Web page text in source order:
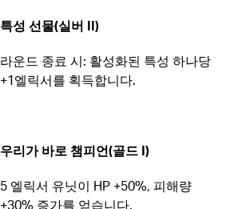
특성 선물(실버 II)
라운드 종료 시: 활성화된 특성 하나당
+1엘릭서를 획득합니다.
우리가 바로 챔피언(골드 I)
5 엘릭서 유닛이 HP +50%, 피해량
+30% 증가를 얻습니다.